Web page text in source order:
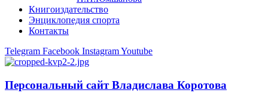
Книгоиздательство
Энциклопедия спорта
Контакты
Telegram Facebook InstagramYoutube
Персональный сайт Владислава Коротова